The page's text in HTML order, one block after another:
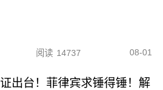
阅读 14737 08-01
出台！菲律宾求锤得锤！解